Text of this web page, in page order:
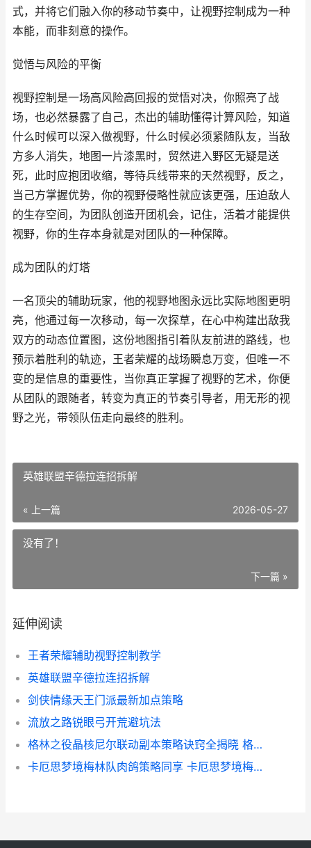
式，并将它们融入你的移动节奏中，让视野控制成为一种
本能，而非刻意的操作。
觉悟与风险的平衡
视野控制是一场高风险高回报的觉悟对决，你照亮了战
场，也必然暴露了自己，杰出的辅助懂得计算风险，知道
什么时候可以深入做视野，什么时候必须紧随队友，当敌
方多人消失，地图一片漆黑时，贸然进入野区无疑是送
死，此时应抱团收缩，等待兵线带来的天然视野，反之，
当己方掌握优势，你的视野侵略性就应该更强，压迫敌人
的生存空间，为团队创造开团机会，记住，活着才能提供
视野，你的生存本身就是对团队的一种保障。
成为团队的灯塔
一名顶尖的辅助玩家，他的视野地图永远比实际地图更明
亮，他通过每一次移动，每一次探草，在心中构建出敌我
双方的动态位置图，这份地图指引着队友前进的路线，也
预示着胜利的轨迹，王者荣耀的战场瞬息万变，但唯一不
变的是信息的重要性，当你真正掌握了视野的艺术，你便
从团队的跟随者，转变为真正的节奏引导者，用无形的视
野之光，带领队伍走向最终的胜利。
英雄联盟辛德拉连招拆解
« 上一篇 2026-05-27
没有了！
下一篇 »
延伸阅读
王者荣耀辅助视野控制教学
英雄联盟辛德拉连招拆解
剑侠情缘天王门派最新加点策略
流放之路锐眼弓开荒避坑法
格林之役晶核尼尔联动副本策略诀窍全揭晓 格林之子的伤害
卡厄思梦境梅林队肉鸽策略同享 卡厄思梦境梅林蕾伊